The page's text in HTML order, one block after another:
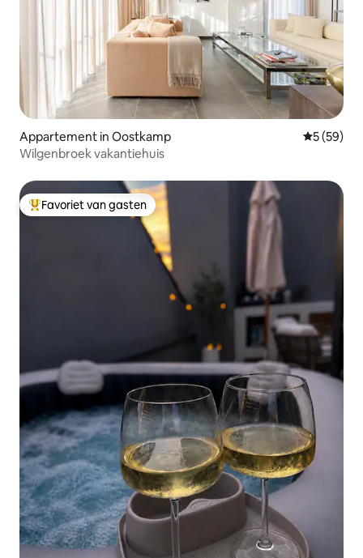
Appartement in Oostkamp
5 (59)
Wilgenbroek vakantiehuis
Topfavoriet van gasten
Favoriet van gasten